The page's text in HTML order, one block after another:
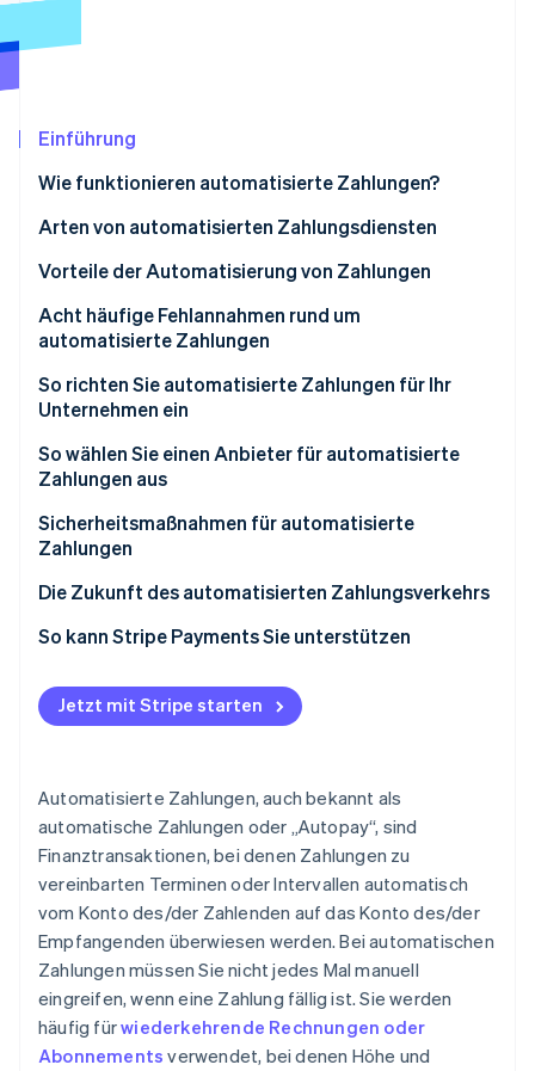
Betrugsprävention
Atlas
Online-Identitätsprüfung
Stripe-Sessions 2026
Erfahren Sie, wie Stripe Lösungen für
Einführung
Wie funktionieren automatisierte Zahlungen?
Arten von automatisierten Zahlungsdiensten
Vorteile der Automatisierung von Zahlungen
Acht häufige Fehlannahmen rund um
automatisierte Zahlungen
1. Fehlannahme: Automatisierte Zahlungen sind
nicht sicher.
2. Fehlannahme: Die Einrichtung von
automatisierten Zahlungen ist zu kompliziert.
3. Fehlannahme: Automatisierte Zahlungen
bedeuten, dass Sie die Kontrolle über Ihre Finanzen
etwas für große Unternehmen.
5. Fehlannahme: Kundinnen und Kunden sträuben
sich gegen automatisierte Zahlungen.
7. Fehlannahme: Probleme mit automatisierten
Zahlungen sind schwer zu lösen.
8. Fehlannahme: Automatisierte Zahlungen sind
unpersönlich.
So richten Sie automatisierte Zahlungen für Ihr
Unternehmen ein
1. Konto einrichten
2. Stripe in Ihr Unternehmen einbinden
3. API von Stripe für automatisierte Zahlungen
implementieren
5. Live gehen
6. Überwachen und aktualisieren
So wählen Sie einen Anbieter für automatisierte
Zahlungen aus
Sicherheitsmaßnahmen für automatisierte
Zahlungen
Die Zukunft des automatisierten Zahlungsverkehrs
So kann Stripe Payments Sie unterstützen
Jetzt mit Stripe starten
Automatisierte Zahlungen, auch bekannt als
automatische Zahlungen oder „Autopay“, sind
Finanztransaktionen, bei denen Zahlungen zu
vereinbarten Terminen oder Intervallen automatisch
vom Konto des/der Zahlenden auf das Konto des/der
Empfangenden überwiesen werden. Bei automatischen
Zahlungen müssen Sie nicht jedes Mal manuell
eingreifen, wenn eine Zahlung fällig ist. Sie werden
häufig fürwiederkehrende Rechnungen oder
Abonnements verwendet, bei denen Höhe und